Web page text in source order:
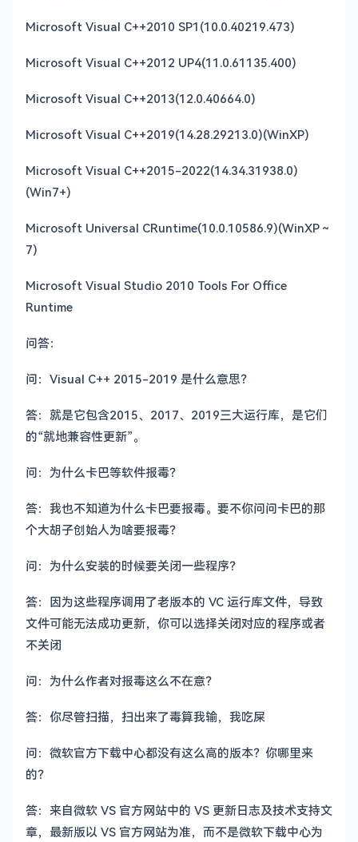
Microsoft Visual C++2010 SP1(10.0.40219.473)
Microsoft Visual C++2012 UP4(11.0.61135.400)
Microsoft Visual C++2013(12.0.40664.0)
Microsoft Visual C++2019(14.28.29213.0)(WinXP)
Microsoft Visual C++2015-2022(14.34.31938.0)
(Win7+)
Microsoft Universal CRuntime(10.0.10586.9)(WinXP～
7)
Microsoft Visual Studio 2010 Tools For Office
Runtime
问答：
问：Visual C++ 2015-2019 是什么意思？
答：就是它包含2015、2017、2019三大运行库，是它们
的“就地兼容性更新”。
问：为什么卡巴等软件报毒？
答：我也不知道为什么卡巴要报毒。要不你问问卡巴的那
个大胡子创始人为啥要报毒？
问：为什么安装的时候要关闭一些程序？
答：因为这些程序调用了老版本的 VC 运行库文件，导致
文件可能无法成功更新，你可以选择关闭对应的程序或者
不关闭
问：为什么作者对报毒这么不在意？
答：你尽管扫描，扫出来了毒算我输，我吃屎
问：微软官方下载中心都没有这么高的版本？你哪里来
的？
答：来自微软 VS 官方网站中的 VS 更新日志及技术支持文
章，最新版以 VS 官方网站为准，而不是微软下载中心为